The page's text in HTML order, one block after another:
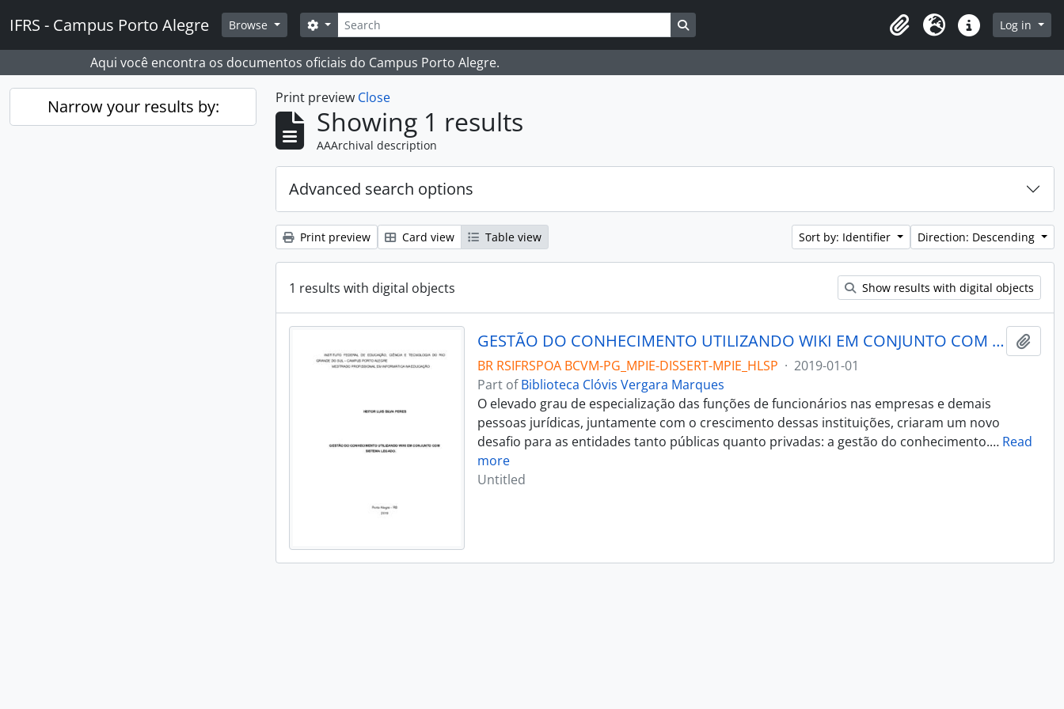
IFRS - Campus Porto Alegre Browse Search
Search options Search in browse page
ClipboardLanguageQuick linksLog in
Aqui você encontra os documentos oficiais do Campus Porto Alegre.
Narrow your results by: Print preview Close
Showing 1 results
AAArchival description
Advanced search options
Print preview Card view Table view Sort by: Identifier Direction: Descending
1 results with digital objects Show results with digital objects
GESTÃO DO CONHECIMENTO UTILIZANDO WIKI EM CONJUNTO COM SISTEMA LEGADO
BR RSIFRSPOA BCVM-PG_MPIE-DISSERT-MPIE_HLSP · 2019-01-01
Part ofBiblioteca Clóvis Vergara Marques
O elevado grau de especialização das funções de funcionários nas empresas e demais
pessoas jurídicas, juntamente com o crescimento dessas instituições, criaram um novo
desafio para as entidades tanto públicas quanto privadas: a gestão do conhecimento.… Read
more
Untitled